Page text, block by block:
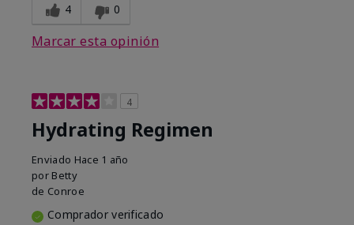
4 0
Marcar esta opinión
4
Hydrating Regimen
Enviado Hace 1 año
por Betty
de Conroe
Comprador verificado